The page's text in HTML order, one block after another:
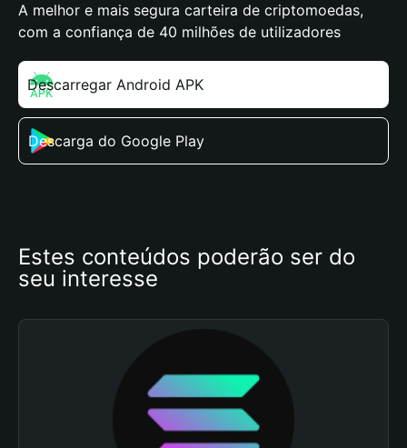
A melhor e mais segura carteira de criptomoedas,
com a confiança de 40 milhões de utilizadores
Descarregar Android APK
Descarga do Google Play
Estes conteúdos poderão ser do
seu interesse